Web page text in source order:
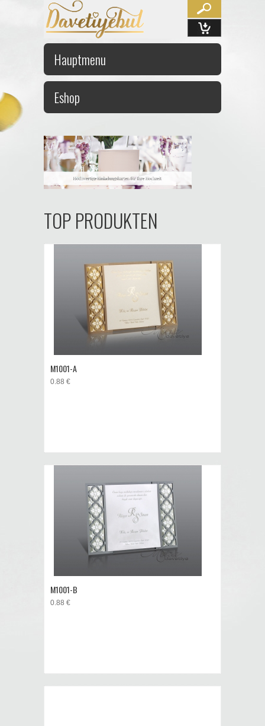
Hauptmenu
Eshop
TOP PRODUKTEN
M1001-A
0.88 €
M1001-B
0.88 €